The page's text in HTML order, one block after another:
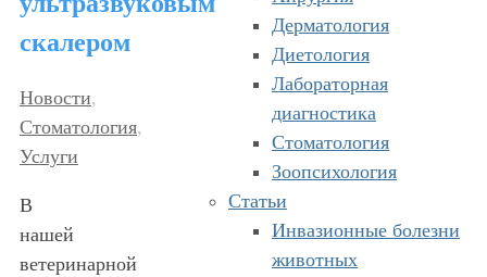
скалером
Новости,
Стоматология,
Услуги
В
нашей
ветеринарной
Дерматология
Диетология
Лабораторная
диагностика
Стоматология
Зоопсихология
Статьи
Инвазионные болезни
животных